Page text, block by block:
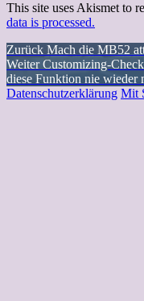
This site uses Akismet to
data is processed.
Zurück Vorheriger
Beitrag:
Mach die MB52
Weiter Nächster
Beitrag:
Customizing-
diese Funktion nie wieder
Datenschutzerklärung Mit